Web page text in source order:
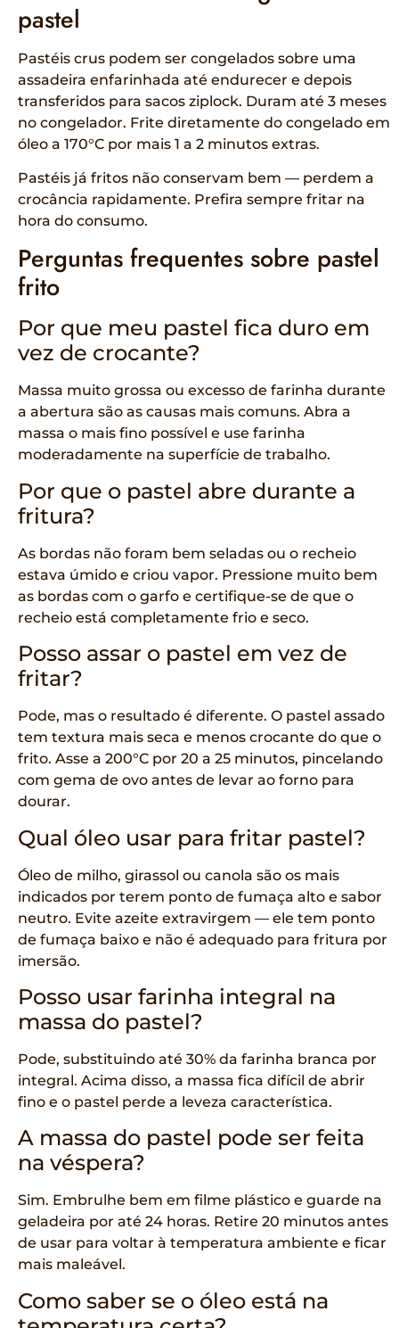
pastel
Pastéis crus podem ser congelados sobre uma
assadeira enfarinhada até endurecer e depois
transferidos para sacos ziplock. Duram até 3 meses
no congelador. Frite diretamente do congelado em
óleo a 170°C por mais 1 a 2 minutos extras.
Pastéis já fritos não conservam bem — perdem a
crocância rapidamente. Prefira sempre fritar na
hora do consumo.
Perguntas frequentes sobre pastel
frito
Por que meu pastel fica duro em
vez de crocante?
Massa muito grossa ou excesso de farinha durante
a abertura são as causas mais comuns. Abra a
massa o mais fino possível e use farinha
moderadamente na superfície de trabalho.
Por que o pastel abre durante a
fritura?
As bordas não foram bem seladas ou o recheio
estava úmido e criou vapor. Pressione muito bem
as bordas com o garfo e certifique-se de que o
recheio está completamente frio e seco.
Posso assar o pastel em vez de
fritar?
Pode, mas o resultado é diferente. O pastel assado
tem textura mais seca e menos crocante do que o
frito. Asse a 200°C por 20 a 25 minutos, pincelando
com gema de ovo antes de levar ao forno para
dourar.
Qual óleo usar para fritar pastel?
Óleo de milho, girassol ou canola são os mais
indicados por terem ponto de fumaça alto e sabor
neutro. Evite azeite extravirgem — ele tem ponto
de fumaça baixo e não é adequado para fritura por
imersão.
Posso usar farinha integral na
massa do pastel?
Pode, substituindo até 30% da farinha branca por
integral. Acima disso, a massa fica difícil de abrir
fino e o pastel perde a leveza característica.
A massa do pastel pode ser feita
na véspera?
Sim. Embrulhe bem em filme plástico e guarde na
geladeira por até 24 horas. Retire 20 minutos antes
de usar para voltar à temperatura ambiente e ficar
mais maleável.
Como saber se o óleo está na